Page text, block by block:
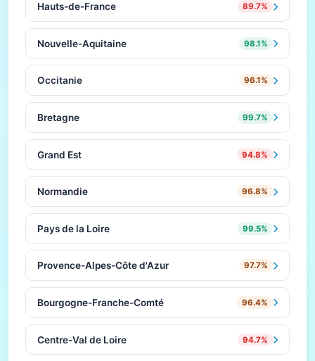
Hauts-de-France 89.7%
Nouvelle-Aquitaine 98.1%
Occitanie 96.1%
Bretagne 99.7%
Grand Est 94.8%
Normandie 96.8%
Pays de la Loire 99.5%
Provence-Alpes-Côte d'Azur 97.7%
Bourgogne-Franche-Comté 96.4%
Centre-Val de Loire 94.7%